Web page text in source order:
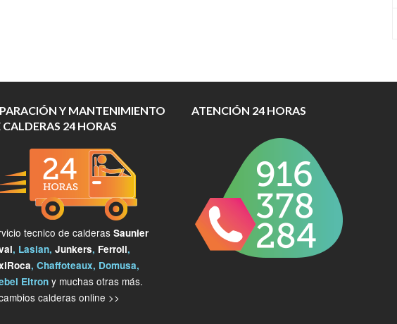
Y MANTENIMIENTO
CALDERAS 24 HORAS
tecnico de calderas Saunier
, Lasian, Junkers, Ferroli,
, Chaffoteaux, Domusa,
Eltrony muchas otras más.
calderas online >>
ATENCIÓN 24 HORAS